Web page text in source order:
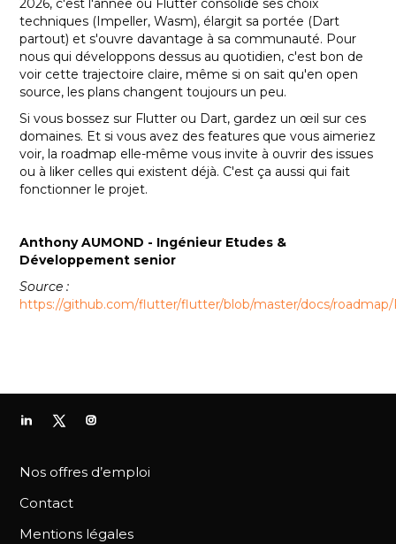
2026, c'est l'année où Flutter consolide ses choix
techniques (Impeller, Wasm), élargit sa portée (Dart
partout) et s'ouvre davantage à sa communauté. Pour
nous qui développons dessus au quotidien, c'est bon de
voir cette trajectoire claire, même si on sait qu'en open
source, les plans changent toujours un peu.
Si vous bossez sur Flutter ou Dart, gardez un œil sur ces
domaines. Et si vous avez des features que vous aimeriez
voir, la roadmap elle-même vous invite à ouvrir des issues
ou à liker celles qui existent déjà. C'est ça aussi qui fait
fonctionner le projet.
Anthony AUMOND - Ingénieur Etudes &
Développement senior
Source :
https://github.com/flutter/flutter/blob/master/docs/
Nos offres d’emploi
Contact
Mentions légales